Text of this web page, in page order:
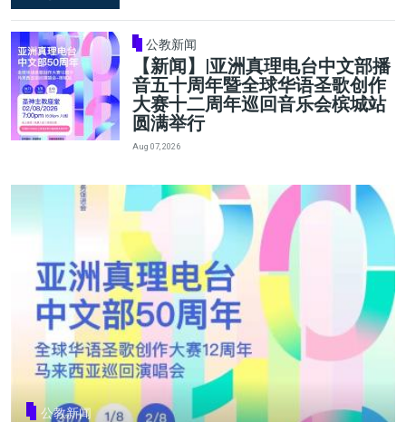
公教新闻
【新闻】|亚洲真理电台中文部播
音五十周年暨全球华语圣歌创作
大赛十二周年巡回音乐会槟城站
圆满举行
Aug 07, 2026
公教新闻